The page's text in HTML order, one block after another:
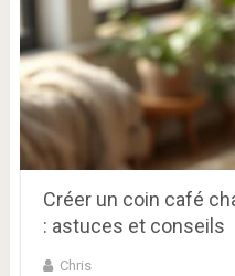
Créer un coin café
: astuces et conseils
Chris